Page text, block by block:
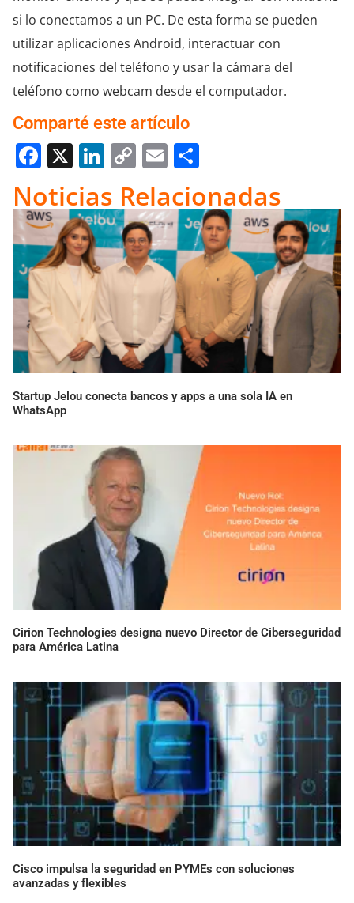
si lo conectamos a un PC. De esta forma se pueden
utilizar aplicaciones Android, interactuar con
notificaciones del teléfono y usar la cámara del
teléfono como webcam desde el computador.
Comparté este artículo
Facebook
X LinkedIn
Copy
Link
Email
Noticias Relacionadas
Startup Jelou conecta bancos y apps a una sola IA en
WhatsApp
Cirion Technologies designa nuevo Director de Ciberseguridad
para América Latina
Cisco impulsa la seguridad en PYMEs con soluciones
avanzadas y flexibles